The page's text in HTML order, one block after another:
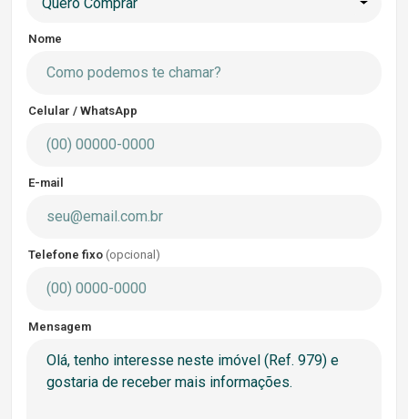
Nome
Celular / WhatsApp
E-mail
Telefone fixo (opcional)
Mensagem